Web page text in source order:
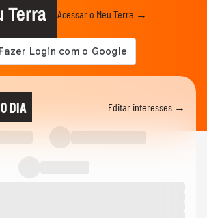
Terra Acessar o Meu Terra →
DIA Editar interesses →